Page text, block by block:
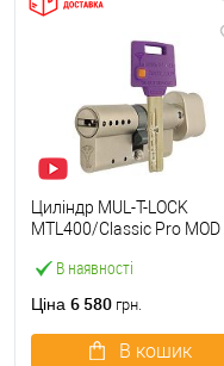
В наявності
Циліндр MUL-T-LOCK
MTL400/Classic Pro MOD
нікель сатин
Ціна 6 580 грн.
В кошик